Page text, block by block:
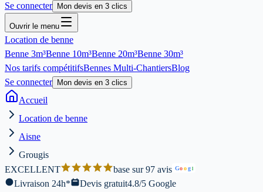
Se connecter
Mon devis en 3 clics
Ouvrir le menu
Location de benne
Benne 3m³Benne 10m³Benne 20m³Benne 30m³
Nos tarifs compétitifsBennes Multi-ChantiersBlog
Se connecter
Mon devis en 3 clics
Accueil
Location de benne
Aisne
Grougis
EXCELLENT
base sur 97 avis Goog l
Livraison 24h* Devis gratuit4.8/5 Google